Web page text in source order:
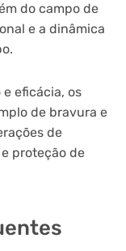
do campo de
e a dinâmica
eficácia, os
de bravura e
de
proteção de